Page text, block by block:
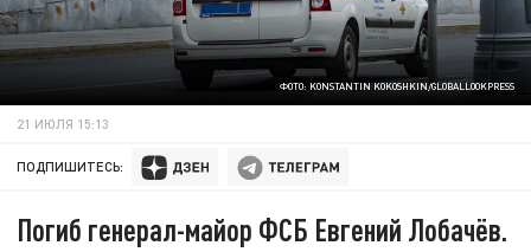
ФОТО: KONSTANTIN KOKOSHKIN/GLOBALLOOKPRESS
21 ИЮЛЯ 15:13
ПОДПИШИТЕСЬ:
Погиб генерал-майор ФСБ Евгений Лобачёв.